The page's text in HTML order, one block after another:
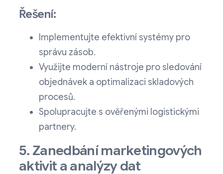
Řešení:
Implementujte efektivní systémy pro
správu zásob.
Využijte moderní nástroje pro sledování
objednávek a optimalizaci skladových
procesů.
Spolupracujte s ověřenými logistickými
partnery.
5. Zanedbání marketingových
aktivit a analýzy dat